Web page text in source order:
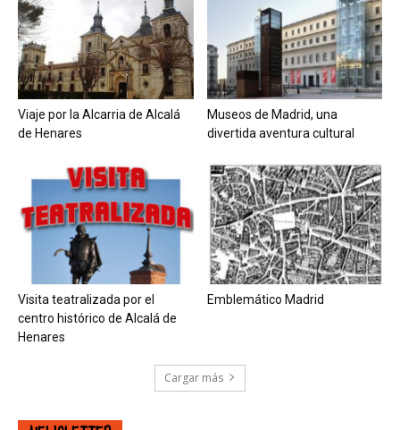
Viaje por la Alcarria de Alcalá
de Henares
Museos de Madrid, una
divertida aventura cultural
Visita teatralizada por el
centro histórico de Alcalá de
Henares
Emblemático Madrid
Cargar más